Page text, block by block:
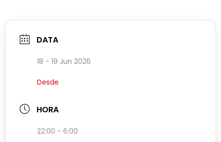
DATA
18 - 19 Jun 2026
Desde
HORA
22:00 - 6:00